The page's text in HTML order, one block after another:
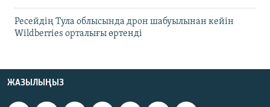
Ресейдің Тула облысында дрон шабуылынан кейін
Wildberries орталығы өртенді
ЖАЗЫЛЫҢЫЗ